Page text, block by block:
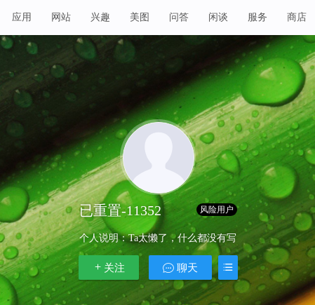
应用 网站 兴趣 美图 问答 闲谈 服务 商店
已重置-11352 Lv 1 风险用户
个人说明：Ta太懒了，什么都没有写
关注 聊天